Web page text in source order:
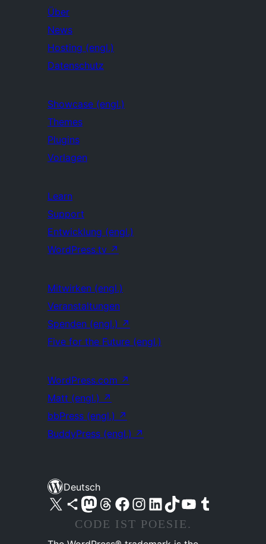
Über
News
Hosting (engl.)
Datenschutz
Showcase (engl.)
Themes
Plugins
Vorlagen
Learn
Support
Entwicklung (engl.)
WordPress.tv ↗
Mitwirken (engl.)
Veranstaltungen
Spenden (engl.) ↗
Five for the Future (engl.)
WordPress.com ↗
Matt (engl.) ↗
bbPress (engl.) ↗
BuddyPress (engl.) ↗
Deutsch
Unser X-Konto (früher Twitter) besuchen
Unser Bluesky-Konto besuchen
Unser Mastodon-Konto besuchen
Unser Threads-Konto besuchen
Unsere Facebook-Seite besuchen
Unser Instagram-Konto besuchen
Unser LinkedIn-Konto besuchen
Unser TikTok-Konto besuchen
Unseren YouTube-Kanal besuchen
Unser Tumblr-Konto besuchen
CODE IST POESIE.